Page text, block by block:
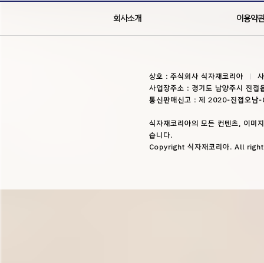
회사소개 이용약
상호 : 주식회사 식자재코리아
사업장주소 : 경기도 남양주시 진
통신판매신고 : 제 2020-진접오남
식자재코리아의 모든 컨텐츠, 이미
습니다.
Copyright 식자재코리아. All